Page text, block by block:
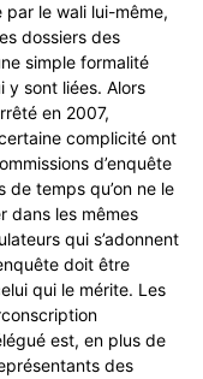
le wali lui-même,
dossiers des
simple formalité
y sont liées. Alors
en 2007,
complicité ont
d’enquête
de temps qu’on ne le
dans les mêmes
qui s’adonnent
doit être
qui le mérite. Les
est, en plus de
des